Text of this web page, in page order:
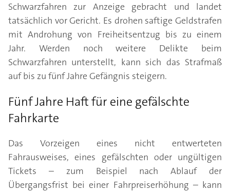
Schwarzfahren zur Anzeige gebracht und landet
tatsächlich vor Gericht. Es drohen saftige Geldstrafen
mit Androhung von Freiheitsentzug bis zu einem
Jahr. Werden noch weitere Delikte beim
Schwarzfahren unterstellt, kann sich das Strafmaß
auf bis zu fünf Jahre Gefängnis steigern.
Fünf Jahre Haft für eine gefälschte
Fahrkarte
Das Vorzeigen eines nicht entwerteten
Fahrausweises, eines gefälschten oder ungültigen
Tickets – zum Beispiel nach Ablauf der
Übergangsfrist bei einer Fahrpreiserhöhung – kann